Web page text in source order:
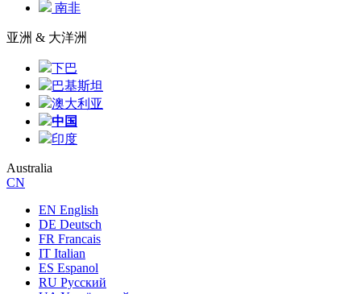
南非
亚洲 & 大洋洲
下巴
巴基斯坦
澳大利亚
中国
印度
Australia
CN
EN English
DE Deutsch
FR Francais
IT Italian
ES Espanol
RU Русский